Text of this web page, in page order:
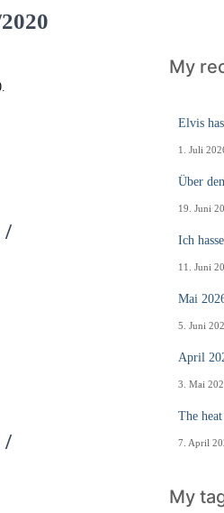
/
/
My
Elvis
1. Juli
Über
19. Juni
Ich
11. Juni
Mai
5. Juni
April
3. Mai
The
7. April
My